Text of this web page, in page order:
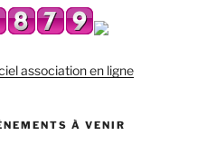
association en ligne
À VENIR